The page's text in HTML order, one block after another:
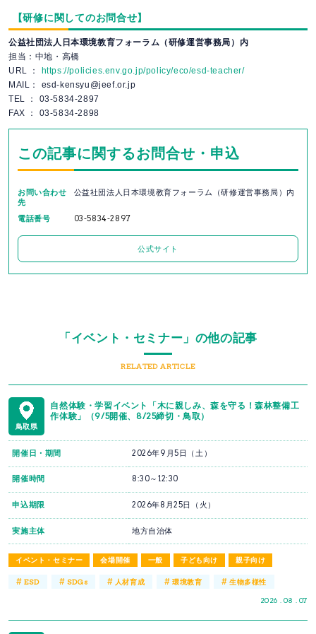
【研修に関してのお問合せ】
公益社団法人日本環境教育フォーラム（研修運営事務局）内
担当：中地・高橋
URL ： https://policies.env.go.jp/policy/eco/esd-teacher/
MAIL： esd-kensyu@jeef.or.jp
TEL ： 03-5834-2897
FAX ： 03-5834-2898
この記事に関するお問合せ・申込
お問い合わせ
先
公益社団法人日本環境教育フォーラム（研修運営事務局）内
電話番号 03-5834-2897
公式サイト
「イベント・セミナー」の他の記事
RELATED ARTICLE
鳥取県
自然体験・学習イベント「木に親しみ、森を守る！森林整備工
作体験」（9/5開催、8/25締切・鳥取）
イベント・セミナー 会場開催 一般 子ども向け 親子向け
2026 . 08 . 07
開催日・期間 2026年9月5日（土）
開催時間 8:30～12:30
申込期限 2026年8月25日（火）
実施主体 地方自治体
#ESD # SDGs # 人材育成 # 環境教育 #生物多様性